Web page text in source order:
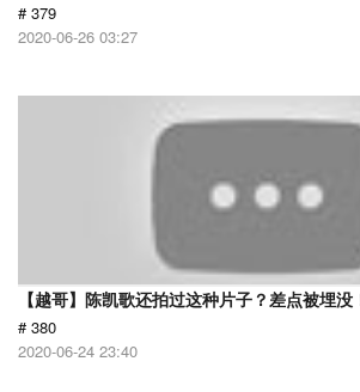
# 379
2020-06-26 03:27
【越哥】陈凯歌还拍过这种片子？差点被埋没
# 380
2020-06-24 23:40